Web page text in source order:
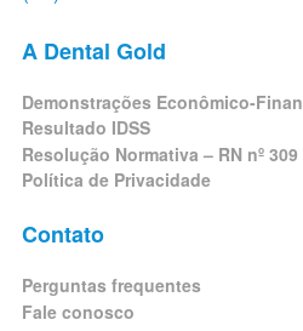
A Dental Gold
Demonstrações Econômico-
Resultado IDSS
Resolução Normativa – RN nº 309
Política de Privacidade
Contato
Perguntas frequentes
Fale conosco